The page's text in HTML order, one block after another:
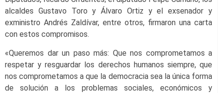
alcaldes Gustavo Toro y Álvaro Ortiz y el exsenador y
exministro Andrés Zaldívar, entre otros, firmaron una carta
con estos compromisos.
«Queremos dar un paso más: Que nos comprometamos a
respetar y resguardar los derechos humanos siempre, que
nos comprometamos a que la democracia sea la única forma
de solución a los problemas sociales, económicos y